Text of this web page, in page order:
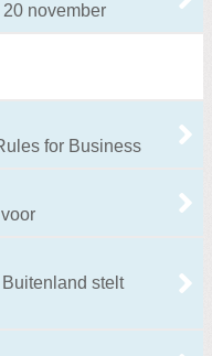
20 november
for Business
stelt